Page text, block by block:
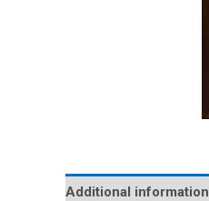
Additional information